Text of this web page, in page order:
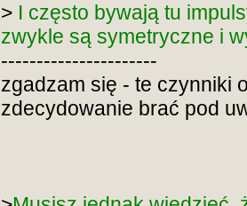
> I często bywają tu
zwykle są symetryczne i
----------------------
zgadzam się - te czynniki
zdecydowanie brać pod